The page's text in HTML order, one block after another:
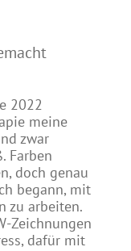
2022
meine
zwar
Farben
doch genau
begann, mit
zu arbeiten.
Zeichnungen
dafür mit